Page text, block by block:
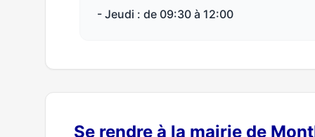
- Jeudi : de 09:30 à 12:00
Se rendre à la mairie de